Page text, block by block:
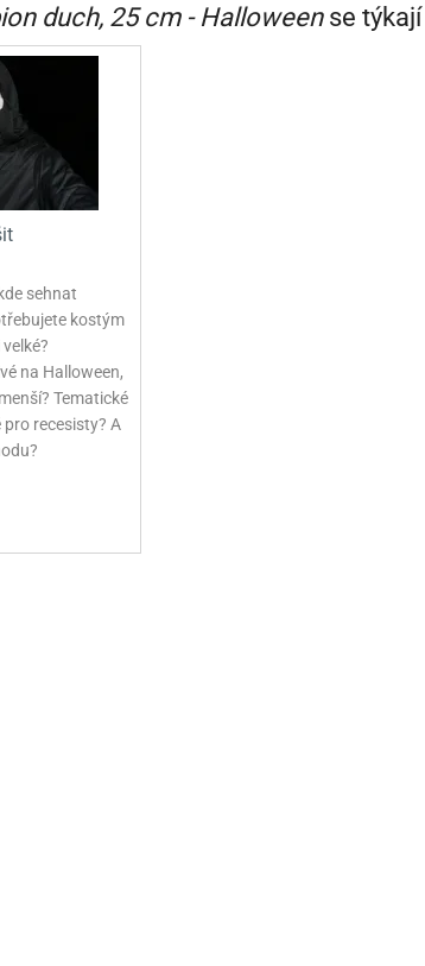
duch, 25 cm - Halloweense týkají
sehnat
kostým
na Halloween,
Tematické
recesisty? A